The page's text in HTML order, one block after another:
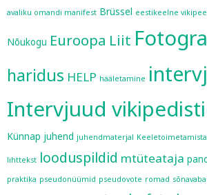
avaliku omandi manifest Brüssel eestikeelne
Nõukogu Euroopa Liit
haridus HELP hääletamine
Intervjuud
Künnap juhend juhendmaterjal
lihttekst looduspildid mtüteataja
praktika pseudonüümid pseudovote romad